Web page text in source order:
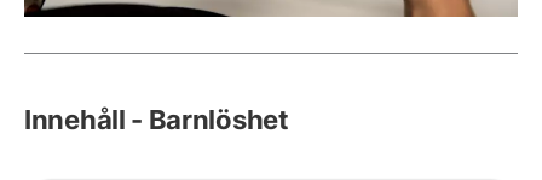
Innehåll - Barnlöshet